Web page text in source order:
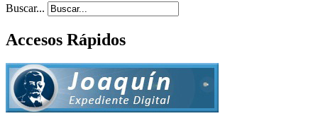
Buscar...
Accesos Rápidos